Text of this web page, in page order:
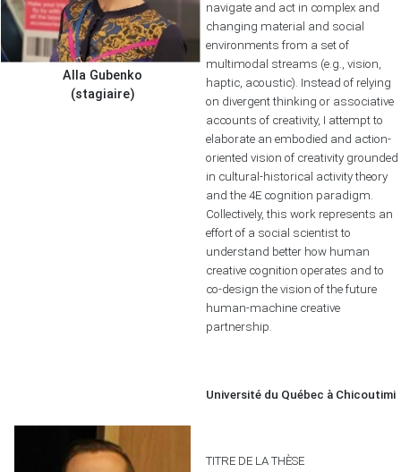
Alla Gubenko
(stagiaire)
navigate and act in complex and
changing material and social
environments from a set of
multimodal streams (e.g., vision,
haptic, acoustic). Instead of relying
on divergent thinking or associative
accounts of creativity, I attempt to
elaborate an embodied and action-
oriented vision of creativity grounded
in cultural-historical activity theory
and the 4E cognition paradigm.
Collectively, this work represents an
effort of a social scientist to
understand better how human
creative cognition operates and to
co-design the vision of the future
human-machine creative
partnership.
Université du Québec à Chicoutimi
TITRE DE LA THÈSE